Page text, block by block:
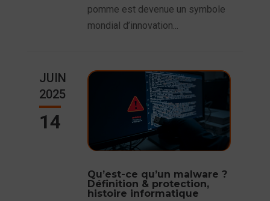
pomme est devenue un symbole
mondial d’innovation...
JUIN
2025
14
Qu’est-ce qu’un malware ?
Définition & protection,
histoire informatique